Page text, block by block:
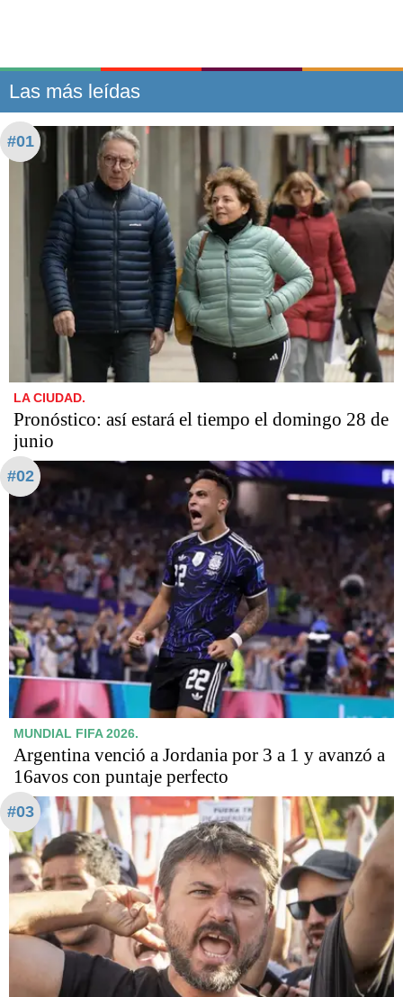
Las más leídas
#01
LA CIUDAD.
Pronóstico: así estará el tiempo el domingo 28 de
junio
#02
MUNDIAL FIFA 2026.
Argentina venció a Jordania por 3 a 1 y avanzó a
16avos con puntaje perfecto
#03